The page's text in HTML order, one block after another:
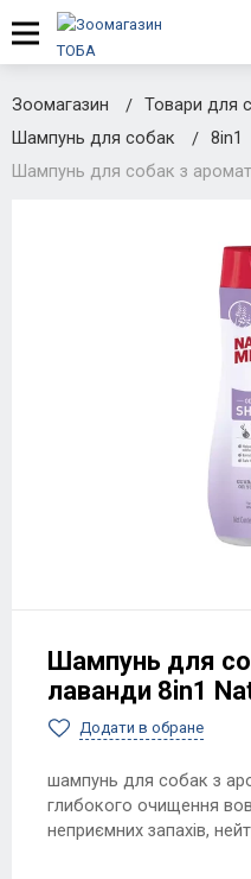
Зоомагазин
Товари для
Шампунь для собак
8in1
Шампунь для собак з
Шампунь для
лаванди 8in1
Додати в обране
шампунь для собак з
глибокого очищення
неприємних запахів,